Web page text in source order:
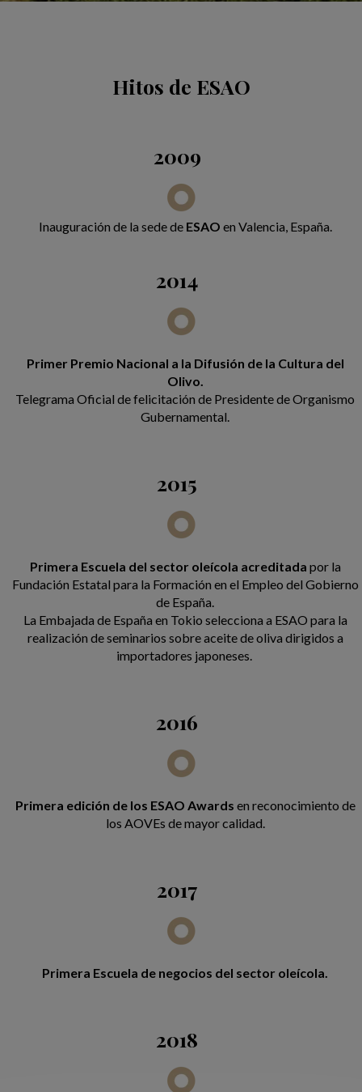
Hitos de ESAO
2009
Inauguración de la sede de ESAO en Valencia, España.
2014
Primer Premio Nacional a la Difusión de la Cultura del
Olivo.
Telegrama Oficial de felicitación de Presidente de Organismo
Gubernamental.
2015
Primera Escuela del sector oleícola acreditada por la
Fundación Estatal para la Formación en el Empleo del Gobierno
de España.
La Embajada de España en Tokio selecciona a ESAO para la
realización de seminarios sobre aceite de oliva dirigidos a
importadores japoneses.
2016
Primera edición de los ESAO Awards en reconocimiento de
los AOVEs de mayor calidad.
2017
Primera Escuela de negocios del sector oleícola.
2018